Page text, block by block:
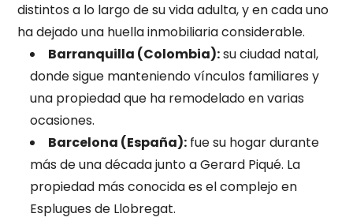
distintos a lo largo de su vida adulta, y en cada uno
ha dejado una huella inmobiliaria considerable.
Barranquilla (Colombia):su ciudad natal,
donde sigue manteniendo vínculos familiares y
una propiedad que ha remodelado en varias
ocasiones.
Barcelona (España): fue su hogar durante
más de una década junto a Gerard Piqué. La
propiedad más conocida es el complejo en
Esplugues de Llobregat.